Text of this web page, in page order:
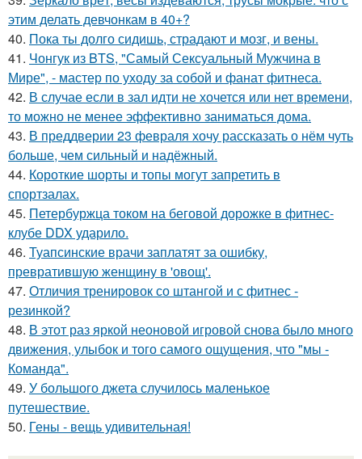
этим делать девчонкам в 40+?
40. Пока ты долго сидишь, страдают и мозг, и вены.
41. Чонгук из BTS, "Самый Сексуальный Мужчина в
Мире", - мастер по уходу за собой и фанат фитнеса.
42. В случае если в зал идти не хочется или нет времени,
то можно не менее эффективно заниматься дома.
43. В преддверии 23 февраля хочу рассказать о нём чуть
больше, чем сильный и надёжный.
44. Короткие шорты и топы могут запретить в
спортзалах.
45. Петербуржца током на беговой дорожке в фитнес-
клубе DDX ударило.
46. Туапсинские врачи заплатят за ошибку,
превратившую женщину в 'овощ'.
47. Отличия тренировок со штангой и с фитнес -
резинкой?
48. В этот раз яркой неоновой игровой снова было много
движения, улыбок и того самого ощущения, что "мы -
Команда".
49. У большого джета случилось маленькое
путешествие.
50. Гены - вещь удивительная!